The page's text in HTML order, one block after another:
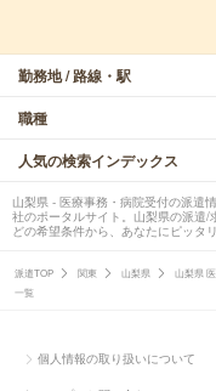
勤務地 / 路線・駅
職種
人気の検索インデックス
山梨県 - 医療事務・病院受付の派遣
社のポータルサイト。山梨県の派遣
どの希望条件から、あなたにピッタ
派遣TOP 関東 山梨県 山梨県
一覧
個人情報の取り扱いについて